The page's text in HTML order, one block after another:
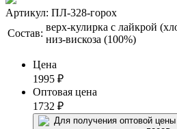
Артикул: ПЛ-328-горох
Состав:
верх-кулирка с лайкрой
низ-вискоза (100%)
Цена
1995 ₽
Оптовая цена
1732 ₽